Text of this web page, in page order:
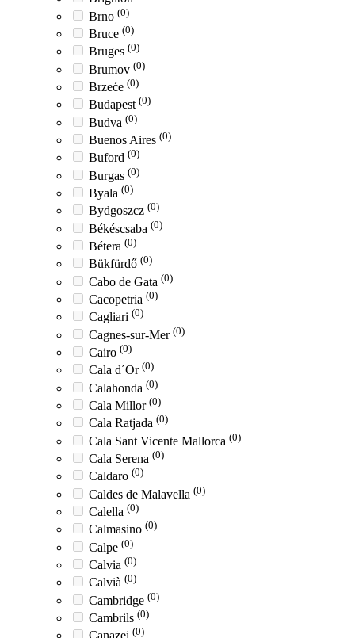
Brno (0)
Bruce (0)
Bruges (0)
Brumov (0)
Brzeće (0)
Budapest (0)
Budva (0)
Buenos Aires (0)
Buford (0)
Burgas (0)
Byala (0)
Bydgoszcz (0)
Békéscsaba (0)
Bétera (0)
Bükfürdő (0)
Cabo de Gata (0)
Cacopetria (0)
Cagliari (0)
Cagnes-sur-Mer (0)
Cairo (0)
Cala d´Or (0)
Calahonda (0)
Cala Millor (0)
Cala Ratjada (0)
Cala Sant Vicente Mallorca (0)
Cala Serena (0)
Caldaro (0)
Caldes de Malavella (0)
Calella (0)
Calmasino (0)
Calpe (0)
Calvia (0)
Calvià (0)
Cambridge (0)
Cambrils (0)
(0)